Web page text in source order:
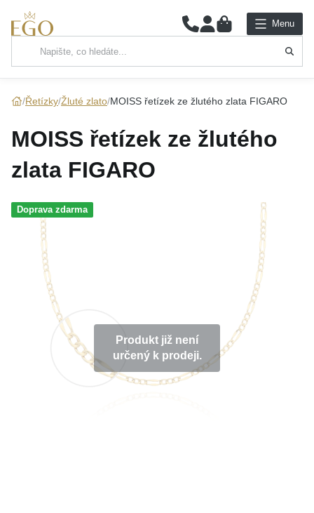
0 Menu
Hlavní kategorie
PRSTENY
NÁUŠNICE
SADY
KOLEKCE
Řetízky Žluté zlato MOISS řetízek ze žlutého zlata FIGARO
MOISS řetízek ze žlutého
zlata FIGARO
Doprava zdarma
Produkt již není
určený k prodeji.